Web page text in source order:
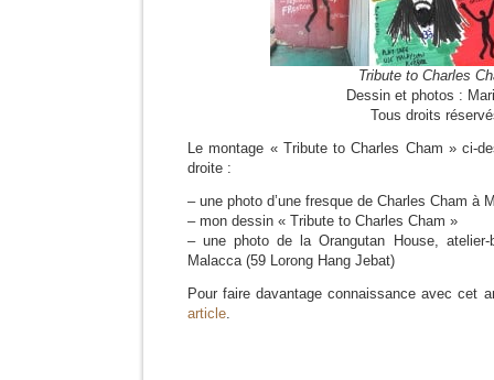
Tribute to Charles
Dessin et photos :
Tous droits
Le montage « Tribute to Charles Cham » ci-
droite :
– une photo d’une fresque de Charles Cham à
– mon dessin « Tribute to Charles Cham »
– une photo de la Orangutan House,
Malacca (59 Lorong Hang Jebat)
Pour faire davantage connaissance avec cet
article.